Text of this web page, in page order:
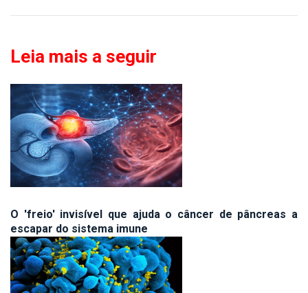
Leia mais a seguir
O 'freio' invisível que ajuda o câncer de pâncreas a
escapar do sistema imune